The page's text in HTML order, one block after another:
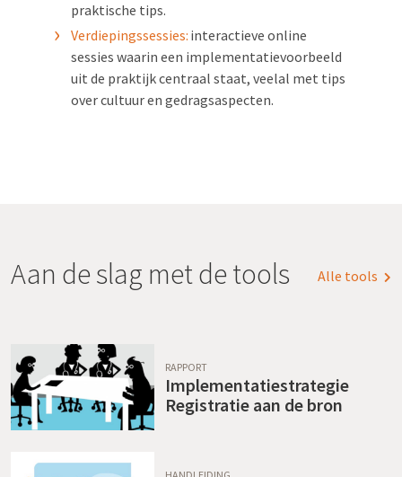
praktische tips.
Verdiepingssessies: interactieve online
sessies waarin een implementatievoorbeeld
uit de praktijk centraal staat, veelal met tips
over cultuur en gedragsaspecten.
Alle tools
Aan de slag met de tools
RAPPORT
Implementatiestrategie
Registratie aan de bron